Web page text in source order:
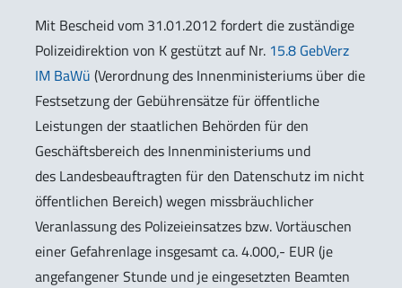
Mit Bescheid vom 31.01.2012 fordert die zuständige
Polizeidirektion von K gestützt auf Nr. 15.8 GebVerz
IM BaWü (Verordnung des Innenministeriums über die
Festsetzung der Gebührensätze für öffentliche
Leistungen der staatlichen Behörden für den
Geschäftsbereich des Innenministeriums und
des Landesbeauftragten für den Datenschutz im nicht
öffentlichen Bereich) wegen missbräuchlicher
Veranlassung des Polizeieinsatzes bzw. Vortäuschen
einer Gefahrenlage insgesamt ca. 4.000,- EUR (je
angefangener Stunde und je eingesetzten Beamten